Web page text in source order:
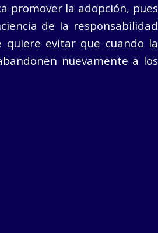
promover la adopción, pues
de la responsabilidad
quiere evitar que cuando la
nuevamente a los